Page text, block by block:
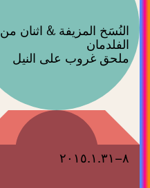
النُسَخ المزيفة & اثنان من
الفلدمان
ملحق غروب على النيل
٨–٢٠١٥.١.٣١